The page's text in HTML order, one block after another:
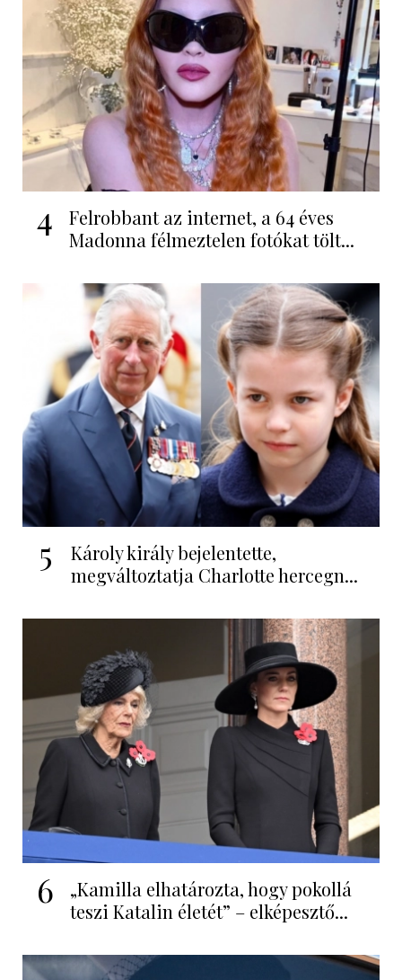
4
Felrobbant az internet, a 64 éves
Madonna félmeztelen fotókat tölt...
5
Károly király bejelentette,
megváltoztatja Charlotte hercegn...
6
„Kamilla elhatározta, hogy pokollá
teszi Katalin életét” – elképesztő...